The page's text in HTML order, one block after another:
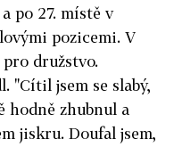
po 27. místě v
pozicemi. V
pro družstvo.
"Cítil jsem se slabý,
hodně zhubnul a
jiskru. Doufal jsem,